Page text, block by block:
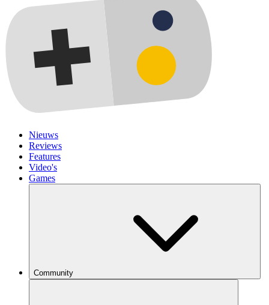
Nieuws
Reviews
Features
Video's
Games
Community